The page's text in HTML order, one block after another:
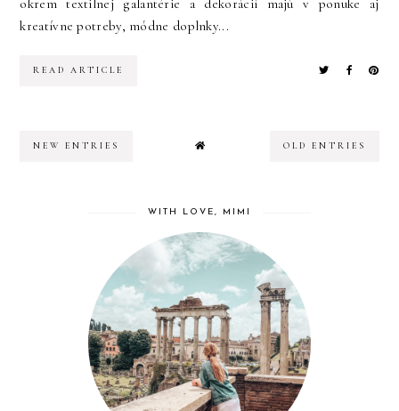
okrem textilnej galantérie a dekorácií majú v ponuke aj
kreatívne potreby, módne doplnky...
READ ARTICLE
NEW ENTRIES OLD ENTRIES
WITH LOVE, MIMI